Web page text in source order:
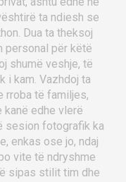
ta ndiesh se
Dua ta theksoj
personal për këtë
shumë veshje, të
i kam. Vazhdoj ta
rroba të familjes,
edhe vlerë
sesion fotografik ka
enkas ose jo, ndaj
vite të ndryshme
sipas stilit tim dhe